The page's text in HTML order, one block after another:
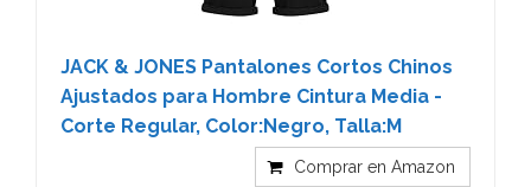
JACK & JONES Pantalones Cortos Chinos
Ajustados para Hombre Cintura Media -
Corte Regular, Color:Negro, Talla:M
Comprar en Amazon